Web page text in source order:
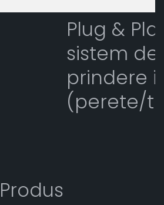
Plug &
sistem de
prindere
(perete/